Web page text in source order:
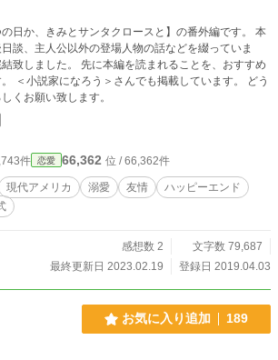
の日か、きみとサンタクロースと】の番外編です。 本
談、主人公以外の登場人物の話などを綴っていま
致しました。 先に本編を読まれることを、おすすめ
す。 どう
くお願い致します。
件 恋愛 66,362 位 / 66,362件
現代アメリカ 溺愛 友情
ハッピーエンド
感想数 2
文字数 79,687
最終更新日 2023.02.19
登録日 2019.04.03
お気に入り追加 189